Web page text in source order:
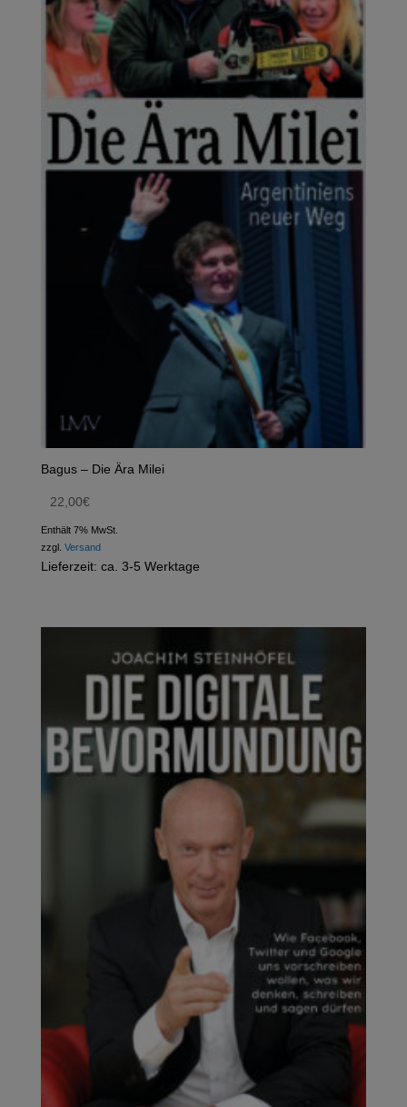
Bagus – Die Ära Milei
22,00€
Enthält 7% MwSt.
zzgl. Versand
Lieferzeit: ca. 3-5 Werktage